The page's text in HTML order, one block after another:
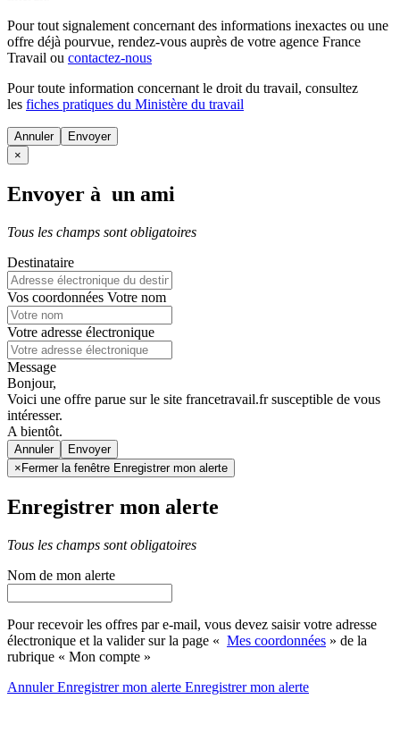
Pour tout signalement concernant des informations inexactes ou une
offre déjà pourvue, rendez-vous auprès de votre agence France
Travail ou contactez-nous
Pour toute information concernant le droit du travail, consultez
les fiches pratiques du Ministère du travail
Annuler
×
Envoyer à un ami
Tous les champs sont obligatoires
Destinataire
Vos coordonnées Votre nom
Votre adresse électronique
Message
Bonjour,
Voici une offre parue sur le site francetravail.fr susceptible de vous
intéresser.
A bientôt.
Annuler
× Fermer la fenêtre Enregistrer mon alerte
Enregistrer mon alerte
Tous les champs sont obligatoires
Nom de mon alerte
Pour recevoir les offres par e-mail, vous devez saisir votre adresse
électronique et la valider sur la page « Mes coordonnées » de la
rubrique « Mon compte »
AnnulerEnregistrer mon alerte Enregistrermon alerte